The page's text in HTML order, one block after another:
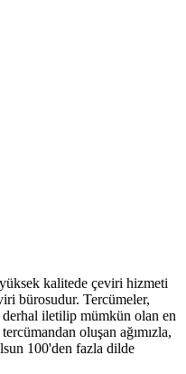
kalitede çeviri hizmeti
bürosudur. Tercümeler,
iletilip mümkün olan en
oluşan ağımızla,
100'den fazla dilde